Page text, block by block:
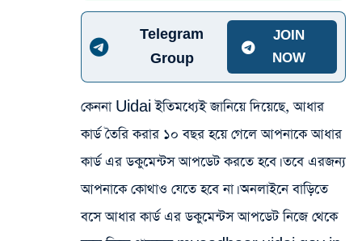
Telegram
Group
JOIN
NOW
কেননা Uidai ইতিমধ্যেই জানিয়ে দিয়েছে, আধার
কার্ড তৈরি করার ১০ বছর হয়ে গেলে আপনাকে আধার
কার্ড এর ডকুমেন্টস আপডেট করতে হবে। তবে এরজন্য
আপনাকে কোথাও যেতে হবে না। অনলাইনে বাড়িতে
বসে আধার কার্ড এর ডকুমেন্টস আপডেট নিজে থেকে